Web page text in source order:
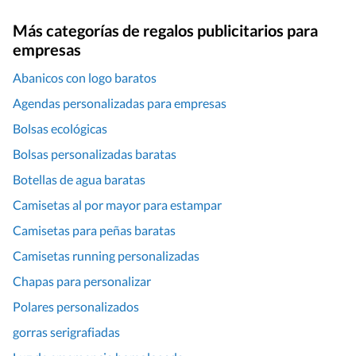
Más categorías de regalos publicitarios para
empresas
Abanicos con logo baratos
Agendas personalizadas para empresas
Bolsas ecológicas
Bolsas personalizadas baratas
Botellas de agua baratas
Camisetas al por mayor para estampar
Camisetas para peñas baratas
Camisetas running personalizadas
Chapas para personalizar
Polares personalizados
gorras serigrafiadas